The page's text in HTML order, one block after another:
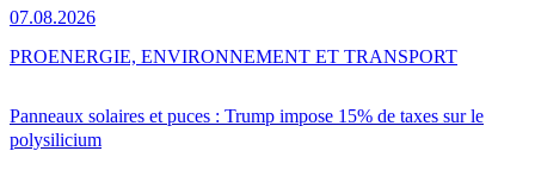
07.08.2026
Panneaux solaires et puces : Trump impose 15% de taxes sur le
polysilicium
PROENERGIE, ENVIRONNEMENT ET TRANSPORT